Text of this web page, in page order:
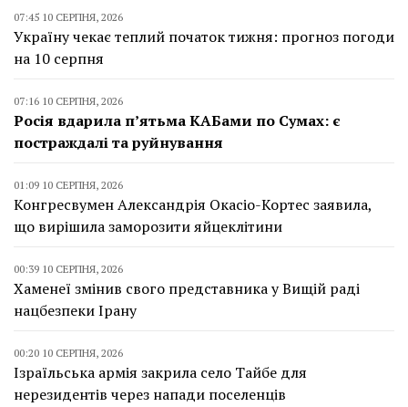
07:45 10 СЕРПНЯ, 2026
Україну чекає теплий початок тижня: прогноз погоди
на 10 серпня
07:16 10 СЕРПНЯ, 2026
Росія вдарила п’ятьма КАБами по Сумах: є
постраждалі та руйнування
01:09 10 СЕРПНЯ, 2026
Конгресвумен Александрія Окасіо-Кортес заявила,
що вирішила заморозити яйцеклітини
00:39 10 СЕРПНЯ, 2026
Хаменеї змінив свого представника у Вищій раді
нацбезпеки Ірану
00:20 10 СЕРПНЯ, 2026
Ізраїльська армія закрила село Тайбе для
нерезидентів через напади поселенців